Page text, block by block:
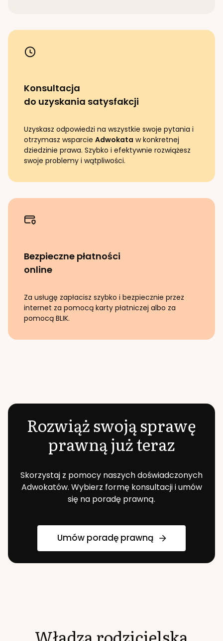
Konsultacja
do uzyskania satysfakcji
Uzyskasz odpowiedzi na wszystkie swoje pytania i
otrzymasz wsparcie Adwokata w konkretnej
dziedzinie prawa. Szybko i efektywnie rozwiążesz
swoje problemy i wątpliwości.
Bezpieczne płatności
online
Za usługę zapłacisz szybko i bezpiecznie przez
internet za pomocą karty płatniczej albo za
pomocą BLIK.
Rozwiąż swoją sprawę
prawną już teraz
Skorzystaj z pomocy naszych doświadczonych
Adwokatów. Wybierz formę konsultacji i umów
się na poradę prawną.
Umów poradę prawną